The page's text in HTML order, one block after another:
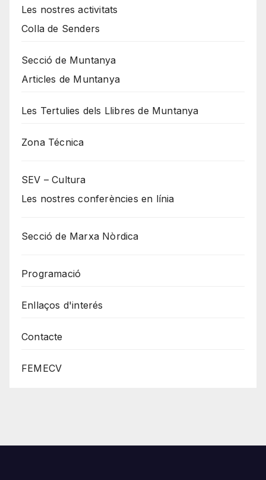
Les nostres activitats
Colla de Senders
Secció de Muntanya
Articles de Muntanya
Les Tertulies dels Llibres de Muntanya
Zona Técnica
SEV – Cultura
Les nostres conferències en línia
Secció de Marxa Nòrdica
Programació
Enllaços d'interés
Contacte
FEMECV